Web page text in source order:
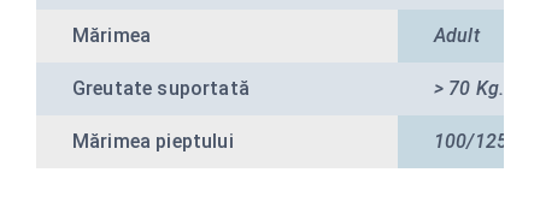
Mărimea Adult
Greutate suportată > 70 Kg.
Mărimea pieptului 100/125